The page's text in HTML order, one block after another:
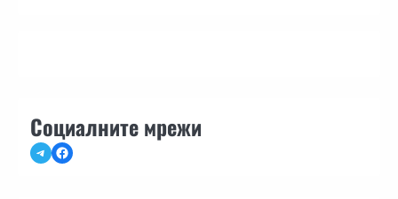
Социалните мрежи
TelegramFacebook